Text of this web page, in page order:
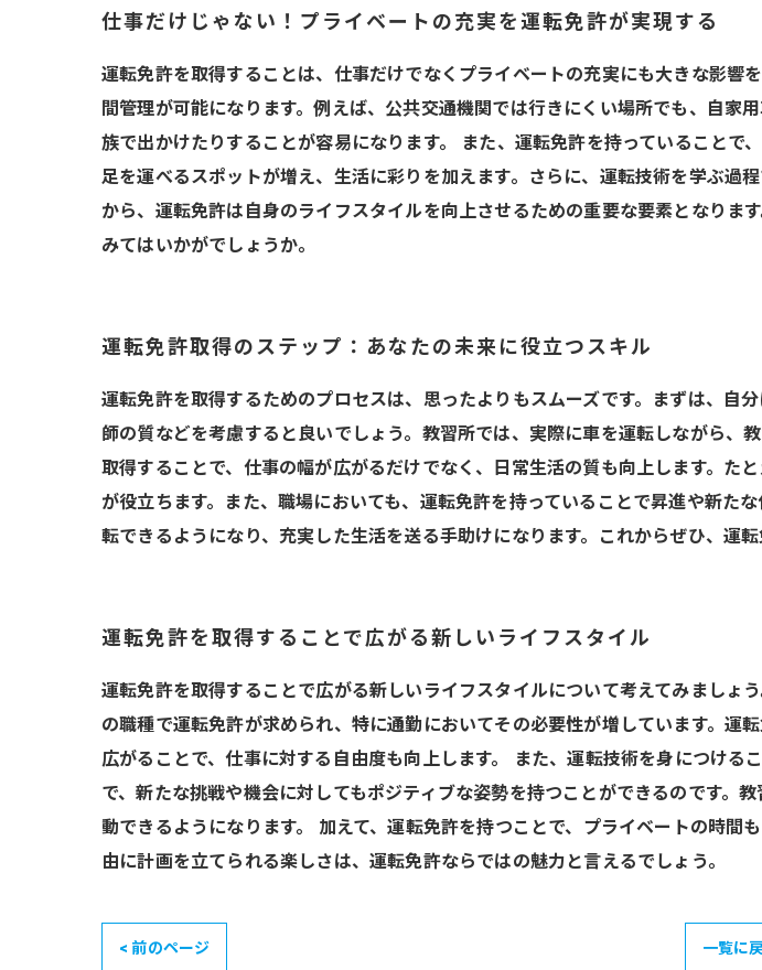
仕事だけじゃない！プライベートの充実を運転免許が実現する
運転免許を取得することは、仕事だけでなくプライベートの充実にも大きな影響
間管理が可能になります。例えば、公共交通機関では行きにくい場所でも、自家
族で出かけたりすることが容易になります。 また、運転免許を持っていること
足を運べるスポットが増え、生活に彩りを加えます。さらに、運転技術を学ぶ過
から、運転免許は自身のライフスタイルを向上させるための重要な要素となりま
みてはいかがでしょうか。
運転免許取得のステップ：あなたの未来に役立つスキル
運転免許を取得するためのプロセスは、思ったよりもスムーズです。まずは、自
師の質などを考慮すると良いでしょう。教習所では、実際に車を運転しながら、
取得することで、仕事の幅が広がるだけでなく、日常生活の質も向上します。た
が役立ちます。また、職場においても、運転免許を持っていることで昇進や新た
転できるようになり、充実した生活を送る手助けになります。これからぜひ、運
運転免許を取得することで広がる新しいライフスタイル
運転免許を取得することで広がる新しいライフスタイルについて考えてみましょ
の職種で運転免許が求められ、特に通勤においてその必要性が増しています。運
広がることで、仕事に対する自由度も向上します。 また、運転技術を身につけ
で、新たな挑戦や機会に対してもポジティブな姿勢を持つことができるのです。
動できるようになります。 加えて、運転免許を持つことで、プライベートの時
由に計画を立てられる楽しさは、運転免許ならではの魅力と言えるでしょう。
< 前のページ 一覧に